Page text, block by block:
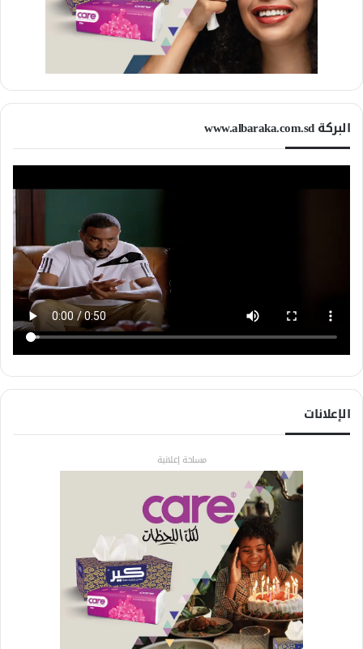
البركة www.albaraka.com.sd
الإعلانات
مساحة إعلانية